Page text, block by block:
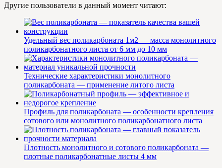
Другие пользователи в данный момент читают:
Удельный вес поликарбоната 1м2 — масса монолитного
поликарбонатного листа от 6 мм до 10 мм
Технические характеристики монолитного
поликарбоната — применение литого листа
Профиль для поликарбоната — особенности крепления
сотового или монолитного поликарбонатного листа
Плотность монолитного и сотового поликарбоната —
плотные поликарбонатные листы 4 мм